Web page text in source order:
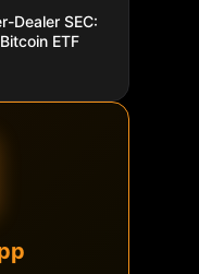
Dealer SEC:
ETF